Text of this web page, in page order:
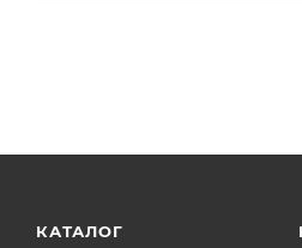
КАТАЛОГ